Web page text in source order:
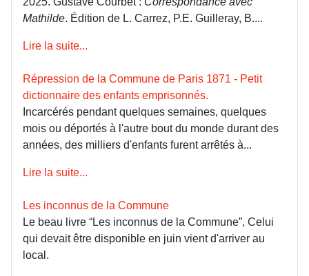
Mathilde. Édition de L. Carrez, P.E. Guilleray, B....
Lire la suite...
Répression de la Commune de Paris 1871 - Petit
dictionnaire des enfants emprisonnés.
Incarcérés pendant quelques semaines, quelques
mois ou déportés à l'autre bout du monde durant des
années, des milliers d'enfants furent arrêtés à...
Lire la suite...
Les inconnus de la Commune
Le beau livre “Les inconnus de la Commune”, Celui
qui devait être disponible en juin vient d'arriver au
local.